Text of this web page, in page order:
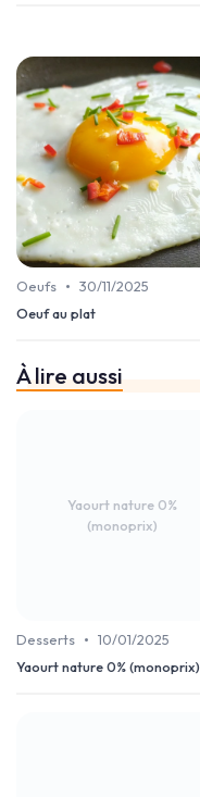
Oeufs • 30/11/2025
Oeuf au plat
À lire aussi
Yaourt nature 0%
(monoprix)
Desserts • 10/01/2025
Yaourt nature 0% (monoprix)